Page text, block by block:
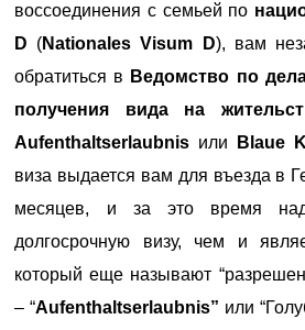
воссоединения с семьей по
D (Nationales Visum D), вам
обратиться в Ведомство по
получения вида на
Aufenthaltserlaubnis или Blaue
виза выдается вам для въезда в
месяцев, и за это время
долгосрочную визу, чем и
который еще называют
– “Aufenthaltserlaubnis” или